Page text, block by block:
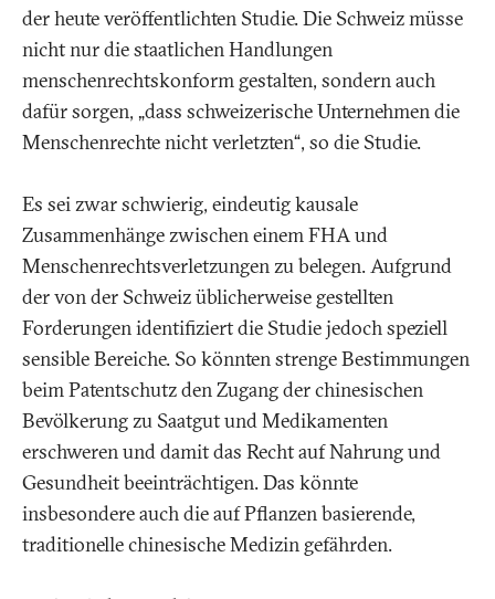
der heute veröffentlichten Studie. Die Schweiz müsse
nicht nur die staatlichen Handlungen
menschenrechtskonform gestalten, sondern auch
dafür sorgen, „dass schweizerische Unternehmen die
Menschenrechte nicht verletzten“, so die Studie.
Es sei zwar schwierig, eindeutig kausale
Zusammenhänge zwischen einem FHA und
Menschenrechtsverletzungen zu belegen. Aufgrund
der von der Schweiz üblicherweise gestellten
Forderungen identifiziert die Studie jedoch speziell
sensible Bereiche. So könnten strenge Bestimmungen
beim Patentschutz den Zugang der chinesischen
Bevölkerung zu Saatgut und Medikamenten
erschweren und damit das Recht auf Nahrung und
Gesundheit beeinträchtigen. Das könnte
insbesondere auch die auf Pflanzen basierende,
traditionelle chinesische Medizin gefährden.